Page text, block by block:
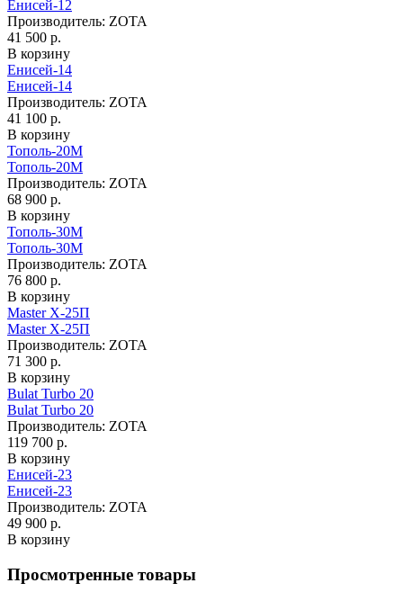
Енисей-12
Производитель: ZOTA
41 500 р.
В корзину
Енисей-14
Енисей-14
Производитель: ZOTA
41 100 р.
В корзину
Тополь-20М
Тополь-20М
Производитель: ZOTA
68 900 р.
В корзину
Тополь-30М
Тополь-30М
Производитель: ZOTA
76 800 р.
В корзину
Master X-25П
Master X-25П
Производитель: ZOTA
71 300 р.
В корзину
Bulat Turbo 20
Bulat Turbo 20
Производитель: ZOTA
119 700 р.
В корзину
Енисей-23
Енисей-23
Производитель: ZOTA
49 900 р.
В корзину
Просмотренные товары